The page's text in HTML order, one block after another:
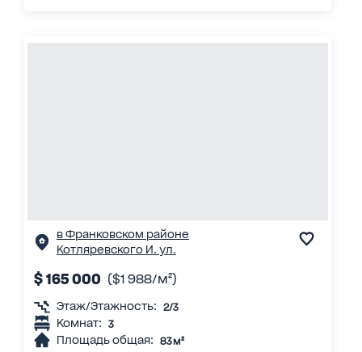
в Франковском районе
Котляревского И. ул.
$ 165 000 ($1 988/м²)
Этаж/Этажность: 2/3
Комнат: 3
Площадь общая: 83 м²